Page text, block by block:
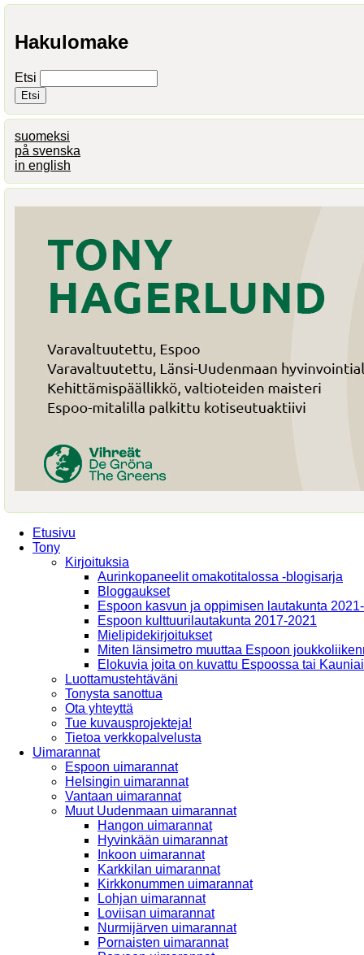
Hakulomake
Etsi
suomeksi
på svenska
in english
Etusivu
Tony
Kirjoituksia
Aurinkopaneelit omakotitalossa -blogisarja
Bloggaukset
Espoon kasvun ja oppimisen lautakunta
Espoon kulttuurilautakunta 2017-2021
Mielipidekirjoitukset
Miten länsimetro muuttaa Espoon
Elokuvia joita on kuvattu Espoossa tai
Luottamustehtäväni
Tonysta sanottua
Ota yhteyttä
Tue kuvausprojekteja!
Tietoa verkkopalvelusta
Uimarannat
Espoon uimarannat
Helsingin uimarannat
Vantaan uimarannat
Muut Uudenmaan uimarannat
Hangon uimarannat
Hyvinkään uimarannat
Inkoon uimarannat
Karkkilan uimarannat
Kirkkonummen uimarannat
Lohjan uimarannat
Loviisan uimarannat
Nurmijärven uimarannat
Pornaisten uimarannat